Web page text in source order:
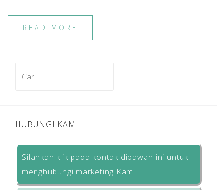
READ MORE
HUBUNGI KAMI
Silahkan klik pada kontak dibawah ini untuk
menghubungi marketing Kami.